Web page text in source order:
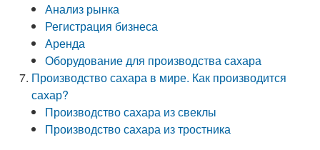
Анализ рынка
Регистрация бизнеса
Аренда
Оборудование для производства сахара
Производство сахара в мире. Как производится
сахар?
Производство сахара из свеклы
Производство сахара из тростника